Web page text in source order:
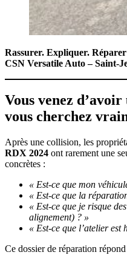
Rassurer. Expliquer.
CSN Versatile Auto – Saint-
Vous venez
vous cherchez
Après une collision, les
RDX 2024 ont rarement une
concrètes :
« Est-ce que mon
« Est-ce que la
« Est-ce que je risque
alignement) ? »
« Est-ce que l’atelier est
Ce dossier de réparation